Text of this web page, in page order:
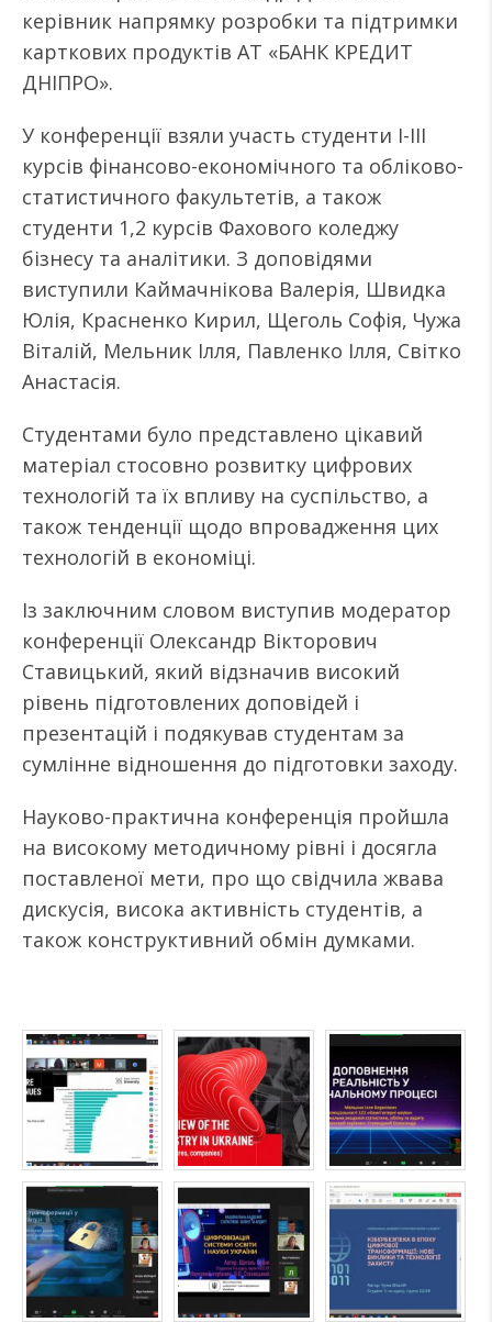
керівник напрямку розробки та підтримки
карткових продуктів АТ «БАНК КРЕДИТ
ДНІПРО».
У конференції взяли участь студенти І-ІІІ
курсів фінансово-економічного та обліково-
статистичного факультетів, а також
студенти 1,2 курсів Фахового коледжу
бізнесу та аналітики. З доповідями
виступили Каймачнікова Валерія, Швидка
Юлія, Красненко Кирил, Щеголь Софія, Чужа
Віталій, Мельник Ілля, Павленко Ілля, Світко
Анастасія.
Студентами було представлено цікавий
матеріал стосовно розвитку цифрових
технологій та їх впливу на суспільство, а
також тенденції щодо впровадження цих
технологій в економіці.
Із заключним словом виступив модератор
конференції Олександр Вікторович
Ставицький, який відзначив високий
рівень підготовлених доповідей і
презентацій і подякував студентам за
сумлінне відношення до підготовки заходу.
Науково-практична конференція пройшла
на високому методичному рівні і досягла
поставленої мети, про що свідчила жвава
дискусія, висока активність студентів, а
також конструктивний обмін думками.